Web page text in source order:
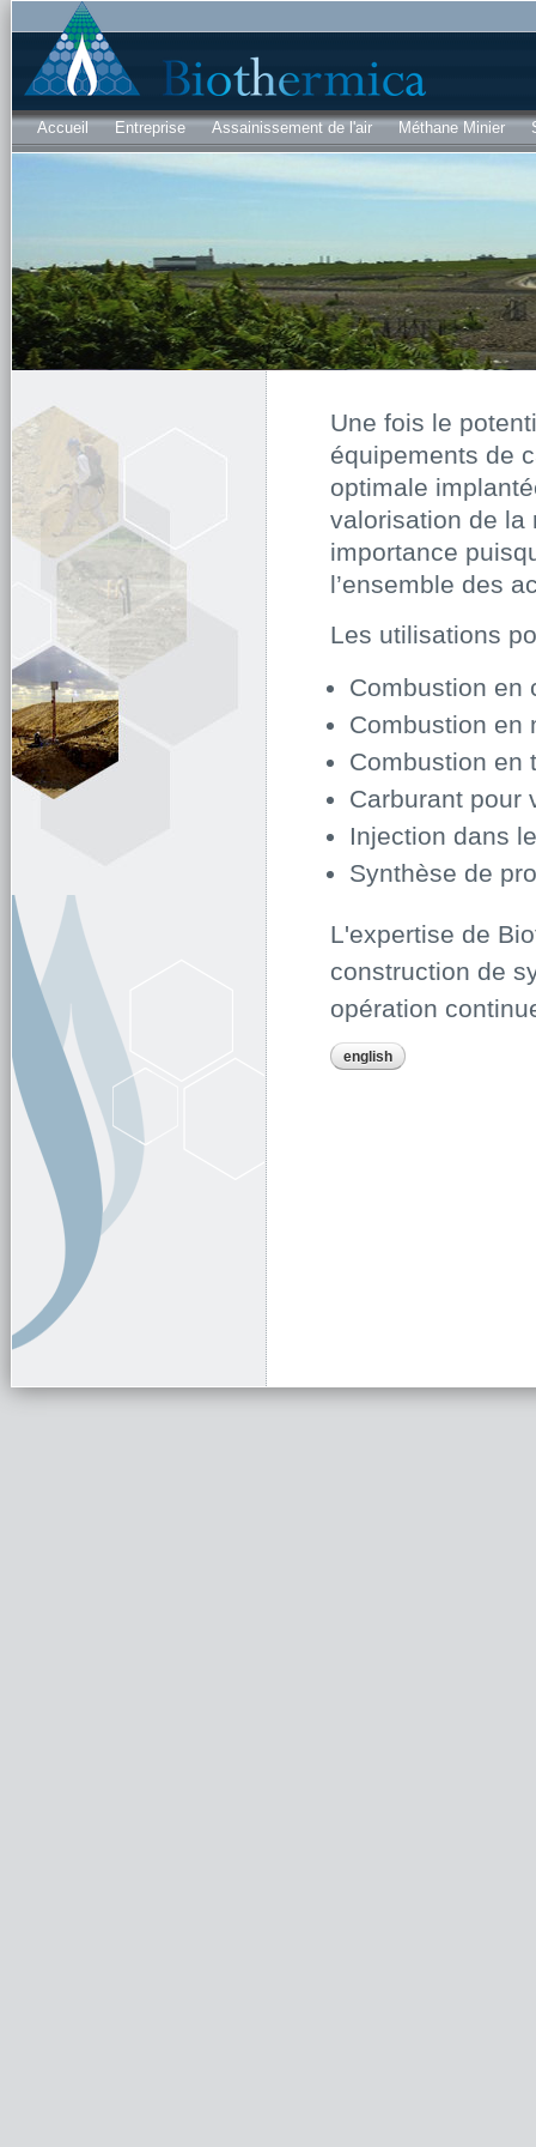
Accueil Entreprise Assainissement de l'air Méthane Minier
Une fois le
équipements de
optimale
valorisation de la
importance
l’ensemble des
Les utilisations
Combustion en
Combustion en
Combustion en
Carburant pour
Injection dans
Synthèse de
L'expertise de
construction de
opération
english